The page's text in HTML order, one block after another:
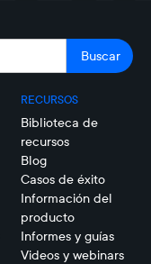
RECURSOS
Biblioteca de
recursos
Blog
Casos de éxito
Información del
producto
Informes y guías
Videos y webinars